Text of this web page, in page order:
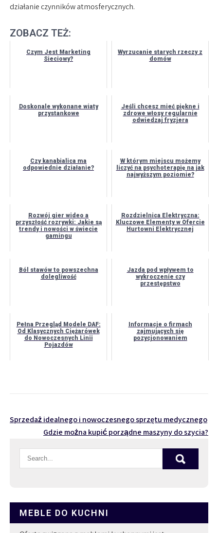
działanie czynników atmosferycznych.
ZOBACZ TEŻ:
Czym Jest Marketing
Sieciowy?
Wyrzucanie starych rzeczy z
domów
Doskonale wykonane wiaty
przystankowe
Jeśli chcesz mieć piękne i
zdrowe włosy regularnie
odwiedzaj fryzjera
Czy kanabialica ma
odpowiednie działanie?
W którym miejscu możemy
liczyć na psychoterapię na jak
najwyższym poziomie?
Rozwój gier wideo a
przyszłość rozrywki: Jakie są
trendy i nowości w świecie
gamingu
Rozdzielnica Elektryczna:
Kluczowe Elementy w Ofercie
Hurtowni Elektrycznej
Ból stawów to powszechna
dolegliwość
Jazda pod wpływem to
wykroczenie czy
przestępstwo
Pełna Przegląd Modele DAF:
Od Klasycznych Ciężarówek
do Nowoczesnych Linii
Pojazdów
Informacje o firmach
zajmujących się
pozycjonowaniem
Nawigacja
wpisu
Sprzedaż idealnego i nowoczesnego sprzętu medycznego
Gdzie można kupić porządne maszyny do szycia?
MEBLE DO KUCHNI